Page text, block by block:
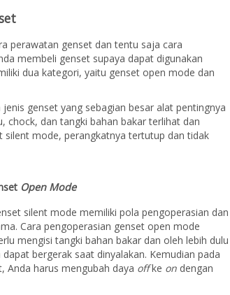
perawatan genset dan tentu saja cara
membeli genset supaya dapat digunakan
dua kategori, yaitu genset open mode dan
genset yang sebagian besar alat pentingnya
chock, dan tangki bahan bakar terlihat dan
silent mode, perangkatnya tertutup dan tidak
Open Mode
silent mode memiliki pola pengoperasian dan
Cara pengoperasian genset open mode
mengisi tangki bahan bakar dan oleh lebih dulu
bergerak saat dinyalakan. Kemudian pada
Anda harus mengubah daya offke on dengan